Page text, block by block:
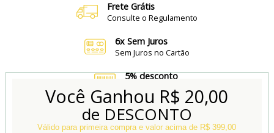
Frete Grátis
Consulte o Regulamento
6x Sem Juros
Sem Juros no Cartão
5% desconto
no Boleto e Pix
Conheça também
Nossa Loja Física
Você Ganhou R$ 20,00
de DESCONTO
Válido para primeira compra e valor acima de R$ 399,00